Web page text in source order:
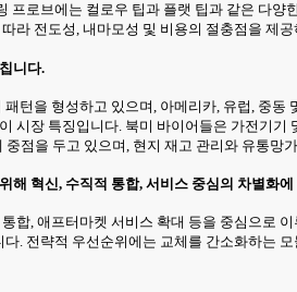
로브에는 컬로우 팁과 플랫 팁과 같은 다
라 전도성, 내마모성 및 비용의 절충점을 제
니다.
턴을 형성하고 있으며, 아메리카, 유럽, 중
시장 특징입니다. 북미 바이어들은 가전기
점을 두고 있으며, 현지 재고 관리와 유통망
혁신, 수직적 통합, 서비스 중심의 차별화
합, 애프터마켓 서비스 확대 등을 중심으로
. 전략적 우선순위에는 교체를 간소화하는